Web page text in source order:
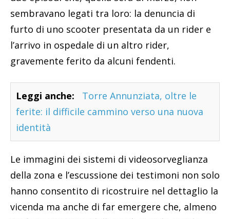
sembravano legati tra loro: la denuncia di
furto di uno scooter presentata da un rider e
l’arrivo in ospedale di un altro rider,
gravemente ferito da alcuni fendenti.
Leggi anche:
Torre Annunziata, oltre le
ferite: il difficile cammino verso una nuova
identità
Le immagini dei sistemi di videosorveglianza
della zona e l’escussione dei testimoni non solo
hanno consentito di ricostruire nel dettaglio la
vicenda ma anche di far emergere che, almeno